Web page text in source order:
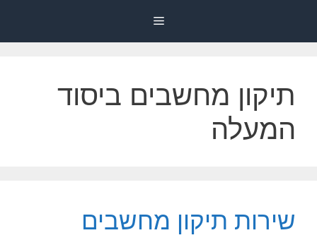
Menu
תיקון מחשבים ביסוד
המעלה
שירות תיקון מחשבים